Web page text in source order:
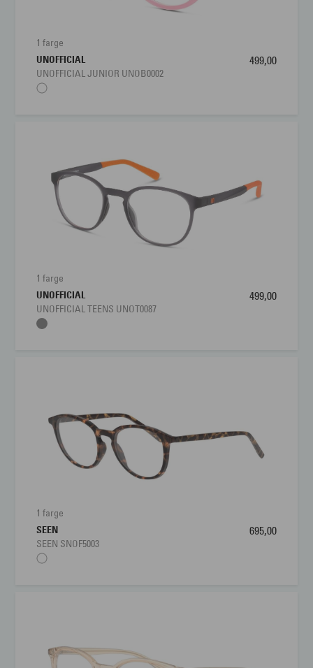
1 farge
UNOFFICIAL
UNOFFICIAL JUNIOR UNOB0002
499,00
1 farge
UNOFFICIAL
UNOFFICIAL TEENS UNOT0087
499,00
1 farge
SEEN
SEEN SNOF5003
695,00